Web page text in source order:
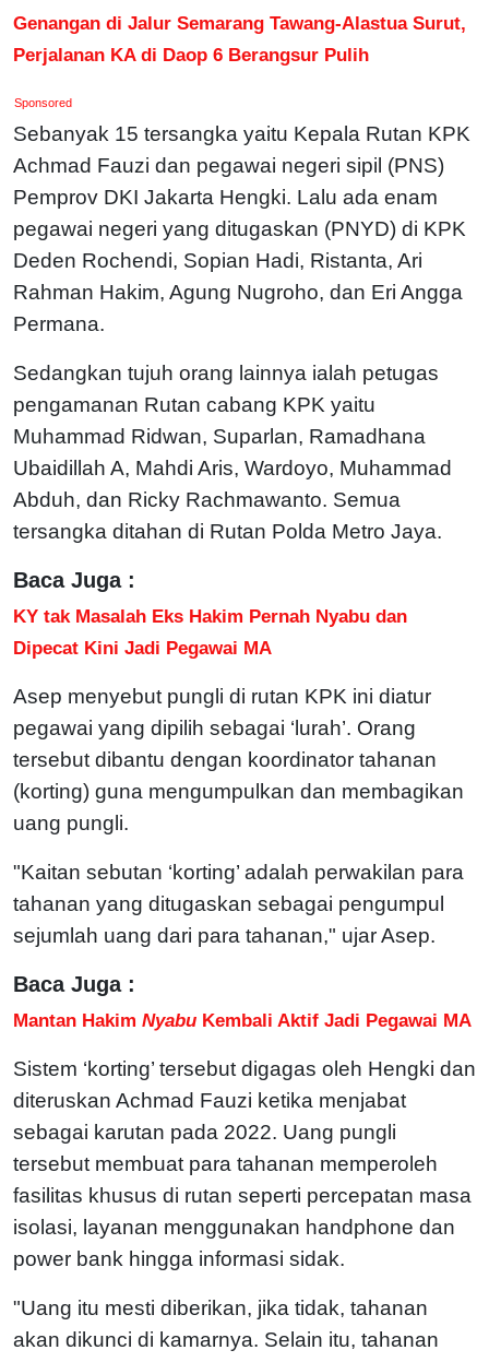
Genangan di Jalur Semarang Tawang-Alastua Surut,
Perjalanan KA di Daop 6 Berangsur Pulih
Sponsored
Sebanyak 15 tersangka yaitu Kepala Rutan KPK
Achmad Fauzi dan pegawai negeri sipil (PNS)
Pemprov DKI Jakarta Hengki. Lalu ada enam
pegawai negeri yang ditugaskan (PNYD) di KPK
Deden Rochendi, Sopian Hadi, Ristanta, Ari
Rahman Hakim, Agung Nugroho, dan Eri Angga
Permana.
Sedangkan tujuh orang lainnya ialah petugas
pengamanan Rutan cabang KPK yaitu
Muhammad Ridwan, Suparlan, Ramadhana
Ubaidillah A, Mahdi Aris, Wardoyo, Muhammad
Abduh, dan Ricky Rachmawanto. Semua
tersangka ditahan di Rutan Polda Metro Jaya.
Baca Juga :
KY tak Masalah Eks Hakim Pernah Nyabu dan
Dipecat Kini Jadi Pegawai MA
Asep menyebut pungli di rutan KPK ini diatur
pegawai yang dipilih sebagai ‘lurah’. Orang
tersebut dibantu dengan koordinator tahanan
(korting) guna mengumpulkan dan membagikan
uang pungli.
"Kaitan sebutan ‘korting’ adalah perwakilan para
tahanan yang ditugaskan sebagai pengumpul
sejumlah uang dari para tahanan," ujar Asep.
Baca Juga :
Mantan Hakim Nyabu Kembali Aktif Jadi Pegawai MA
Sistem ‘korting’ tersebut digagas oleh Hengki dan
diteruskan Achmad Fauzi ketika menjabat
sebagai karutan pada 2022. Uang pungli
tersebut membuat para tahanan memperoleh
fasilitas khusus di rutan seperti percepatan masa
isolasi, layanan menggunakan handphone dan
power bank hingga informasi sidak.
"Uang itu mesti diberikan, jika tidak, tahanan
akan dikunci di kamarnya. Selain itu, tahanan